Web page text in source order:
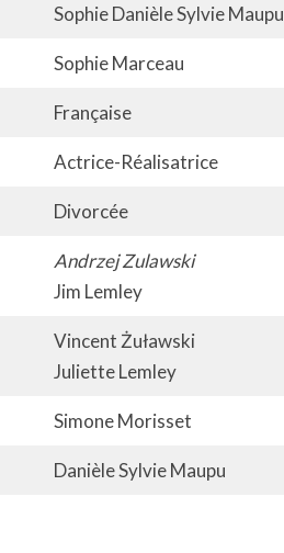
Sophie Danièle Sylvie Maupu
Sophie Marceau
Française
Actrice-Réalisatrice
Divorcée
Andrzej Zulawski
Jim Lemley
Vincent Żuławski
Juliette Lemley
Simone Morisset
Danièle Sylvie Maupu